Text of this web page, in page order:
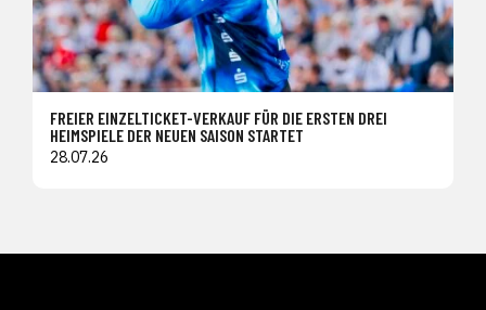
FREIER EINZELTICKET-VERKAUF FÜR DIE ERSTEN DREI
HEIMSPIELE DER NEUEN SAISON STARTET
28.07.26